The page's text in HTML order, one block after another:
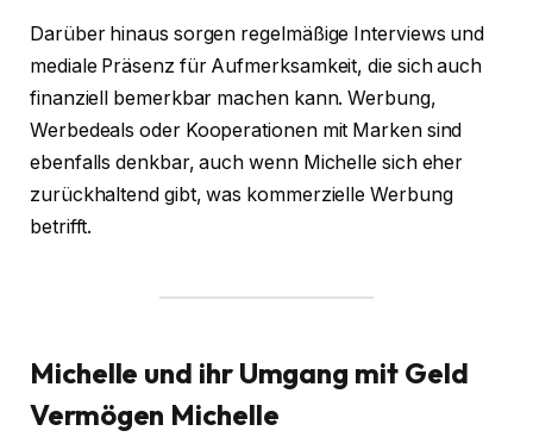
Darüber hinaus sorgen regelmäßige Interviews und
mediale Präsenz für Aufmerksamkeit, die sich auch
finanziell bemerkbar machen kann. Werbung,
Werbedeals oder Kooperationen mit Marken sind
ebenfalls denkbar, auch wenn Michelle sich eher
zurückhaltend gibt, was kommerzielle Werbung
betrifft.
Michelle und ihr Umgang mit Geld
Vermögen Michelle